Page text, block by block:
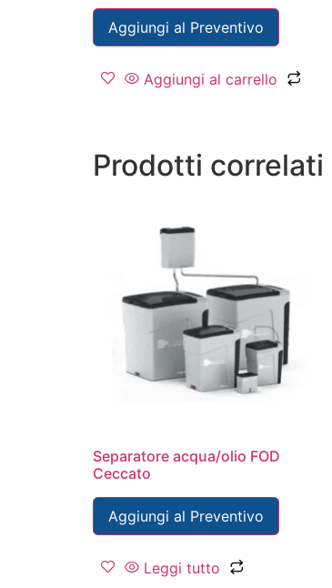
Aggiungi al Preventivo
Aggiungi al carrello
Prodotti correlati
Separatore acqua/olio FOD
Ceccato
Aggiungi al Preventivo
Leggi tutto